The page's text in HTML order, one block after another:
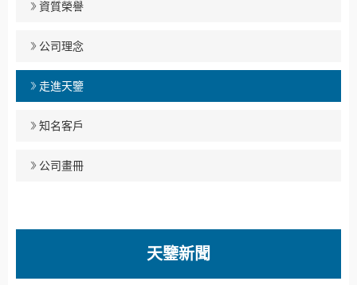
資質榮譽
公司理念
走進天鑒
知名客戶
公司畫冊
天鑒新聞